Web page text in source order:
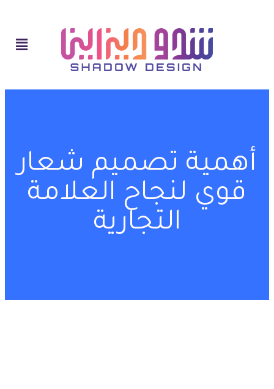
أهمية تصميم شعار
قوي لنجاح العلامة
التجارية